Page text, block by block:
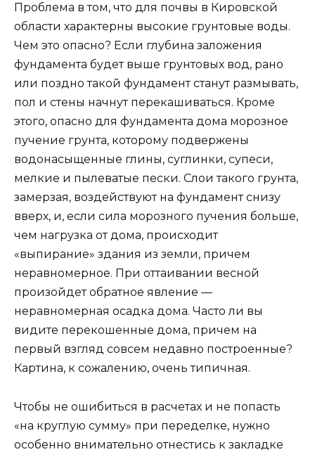
Проблема в том, что для почвы в Кировской
области характерны высокие грунтовые воды.
Чем это опасно? Если глубина заложения
фундамента будет выше грунтовых вод, рано
или поздно такой фундамент станут размывать,
пол и стены начнут перекашиваться. Кроме
этого, опасно для фундамента дома морозное
пучение грунта, которому подвержены
водонасыщенные глины, суглинки, супеси,
мелкие и пылеватые пески. Слои такого грунта,
замерзая, воздействуют на фундамент снизу
вверх, и, если сила морозного пучения больше,
чем нагрузка от дома, происходит
«выпирание» здания из земли, причем
неравномерное. При оттаивании весной
произойдет обратное явление —
неравномерная осадка дома. Часто ли вы
видите перекошенные дома, причем на
первый взгляд совсем недавно построенные?
Картина, к сожалению, очень типичная.
Чтобы не ошибиться в расчетах и не попасть
«на круглую сумму» при переделке, нужно
особенно внимательно отнестись к закладке